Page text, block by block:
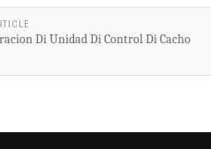
Di Unidad Di Control Di Cacho